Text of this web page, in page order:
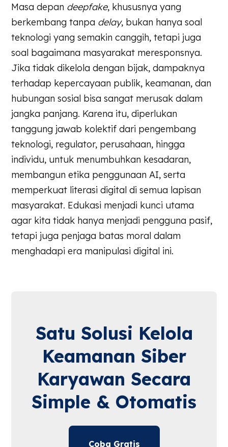
Masa depan deepfake, khususnya yang
berkembang tanpa delay, bukan hanya soal
teknologi yang semakin canggih, tetapi juga
soal bagaimana masyarakat meresponsnya.
Jika tidak dikelola dengan bijak, dampaknya
terhadap kepercayaan publik, keamanan, dan
hubungan sosial bisa sangat merusak dalam
jangka panjang. Karena itu, diperlukan
tanggung jawab kolektif dari pengembang
teknologi, regulator, perusahaan, hingga
individu, untuk menumbuhkan kesadaran,
membangun etika penggunaan AI, serta
memperkuat literasi digital di semua lapisan
masyarakat. Edukasi menjadi kunci utama
agar kita tidak hanya menjadi pengguna pasif,
tetapi juga penjaga batas moral dalam
menghadapi era manipulasi digital ini.
Satu Solusi Kelola
Keamanan Siber
Karyawan Secara
Simple & Otomatis
Coba Gratis